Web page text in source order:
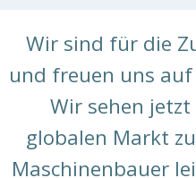
Wir sind für die
und freuen uns
Wir sehen jetzt
globalen Markt
Maschinenbauer